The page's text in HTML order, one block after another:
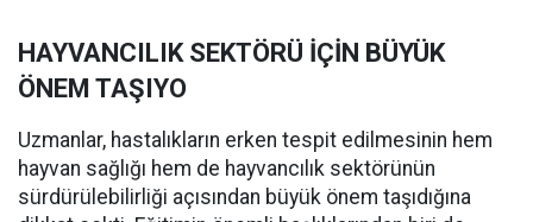
HAYVANCILIK SEKTÖRÜ İÇİN BÜYÜK
ÖNEM TAŞIYO
Uzmanlar, hastalıkların erken tespit edilmesinin hem
hayvan sağlığı hem de hayvancılık sektörünün
sürdürülebilirliği açısından büyük önem taşıdığına